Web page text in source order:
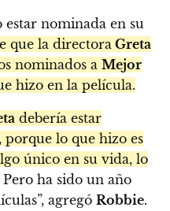
nominada en su
que la directora Greta
nominados a Mejor
hizo en la película.
debería estar
lo que hizo es
único en su vida, lo
Pero ha sido un año
agregó Robbie.